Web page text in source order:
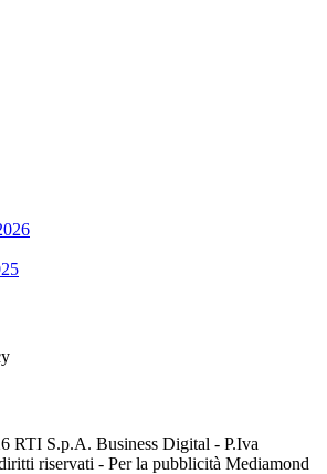
RTI S.p.A. Business Digital - P.Iva
riservati - Per la pubblicità Mediamond